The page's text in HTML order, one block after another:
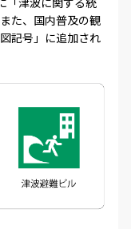
た、国内普及の観
記号」に追加され